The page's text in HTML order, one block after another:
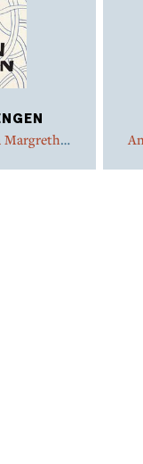
Margrethe